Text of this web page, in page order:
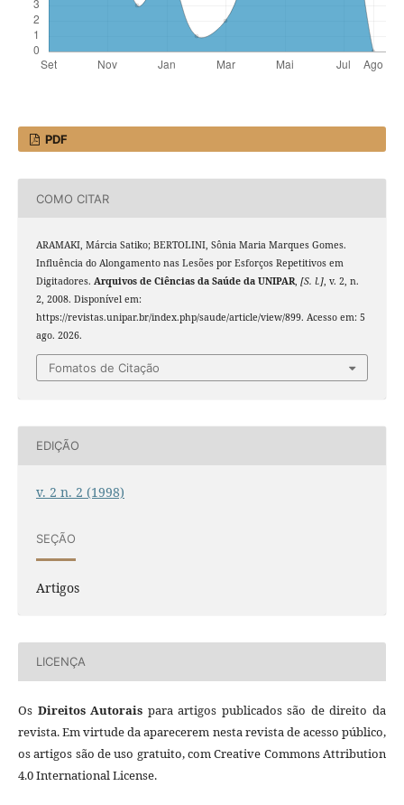
PDF
COMO CITAR
ARAMAKI, Márcia Satiko; BERTOLINI, Sônia Maria Marques Gomes.
Influência do Alongamento nas Lesões por Esforços Repetitivos em
Digitadores. Arquivos de Ciências da Saúde da UNIPAR, [S. l.], v. 2, n.
2, 2008. Disponível em:
https://revistas.unipar.br/index.php/saude/article/view/899. Acesso em: 5
ago. 2026.
Fomatos de Citação
EDIÇÃO
v. 2 n. 2 (1998)
SEÇÃO
Artigos
LICENÇA
Os Direitos Autorais para artigos publicados são de direito da
revista. Em virtude da aparecerem nesta revista de acesso público,
os artigos são de uso gratuito, com Creative Commons Attribution
4.0 International License.